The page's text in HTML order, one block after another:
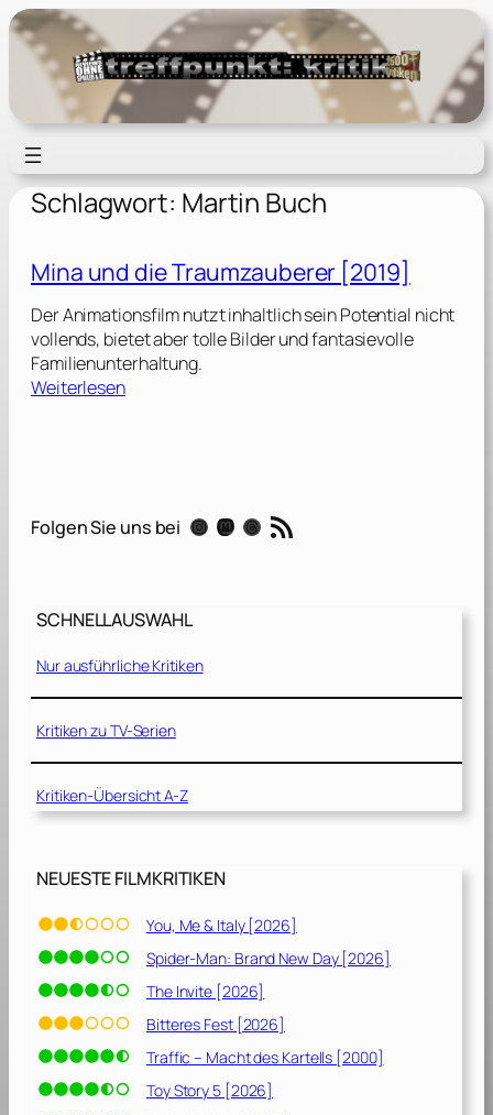
Zum
Inhalt
springen
Schlagwort: Martin Buch
Mina und die Traumzauberer [2019]
Der Animationsfilm nutzt inhaltlich sein Potential nicht
vollends, bietet aber tolle Bilder und fantasievolle
Familienunterhaltung.
Weiterlesen:
n
e
r
a
u
a
u
e
e
[
2
0
9
]
Folgen Sie uns bei Instagram Mastodon Threads RSS-Feed
SCHNELLAUSWAHL
Nur ausführliche Kritiken
Kritiken zu TV-Serien
Kritiken-Übersicht A-Z
NEUESTE FILMKRITIKEN
You, Me & Italy [2026]
Spider-Man: Brand New Day [2026]
The Invite [2026]
Bitteres Fest [2026]
Traffic – Macht des Kartells [2000]
Toy Story 5 [2026]